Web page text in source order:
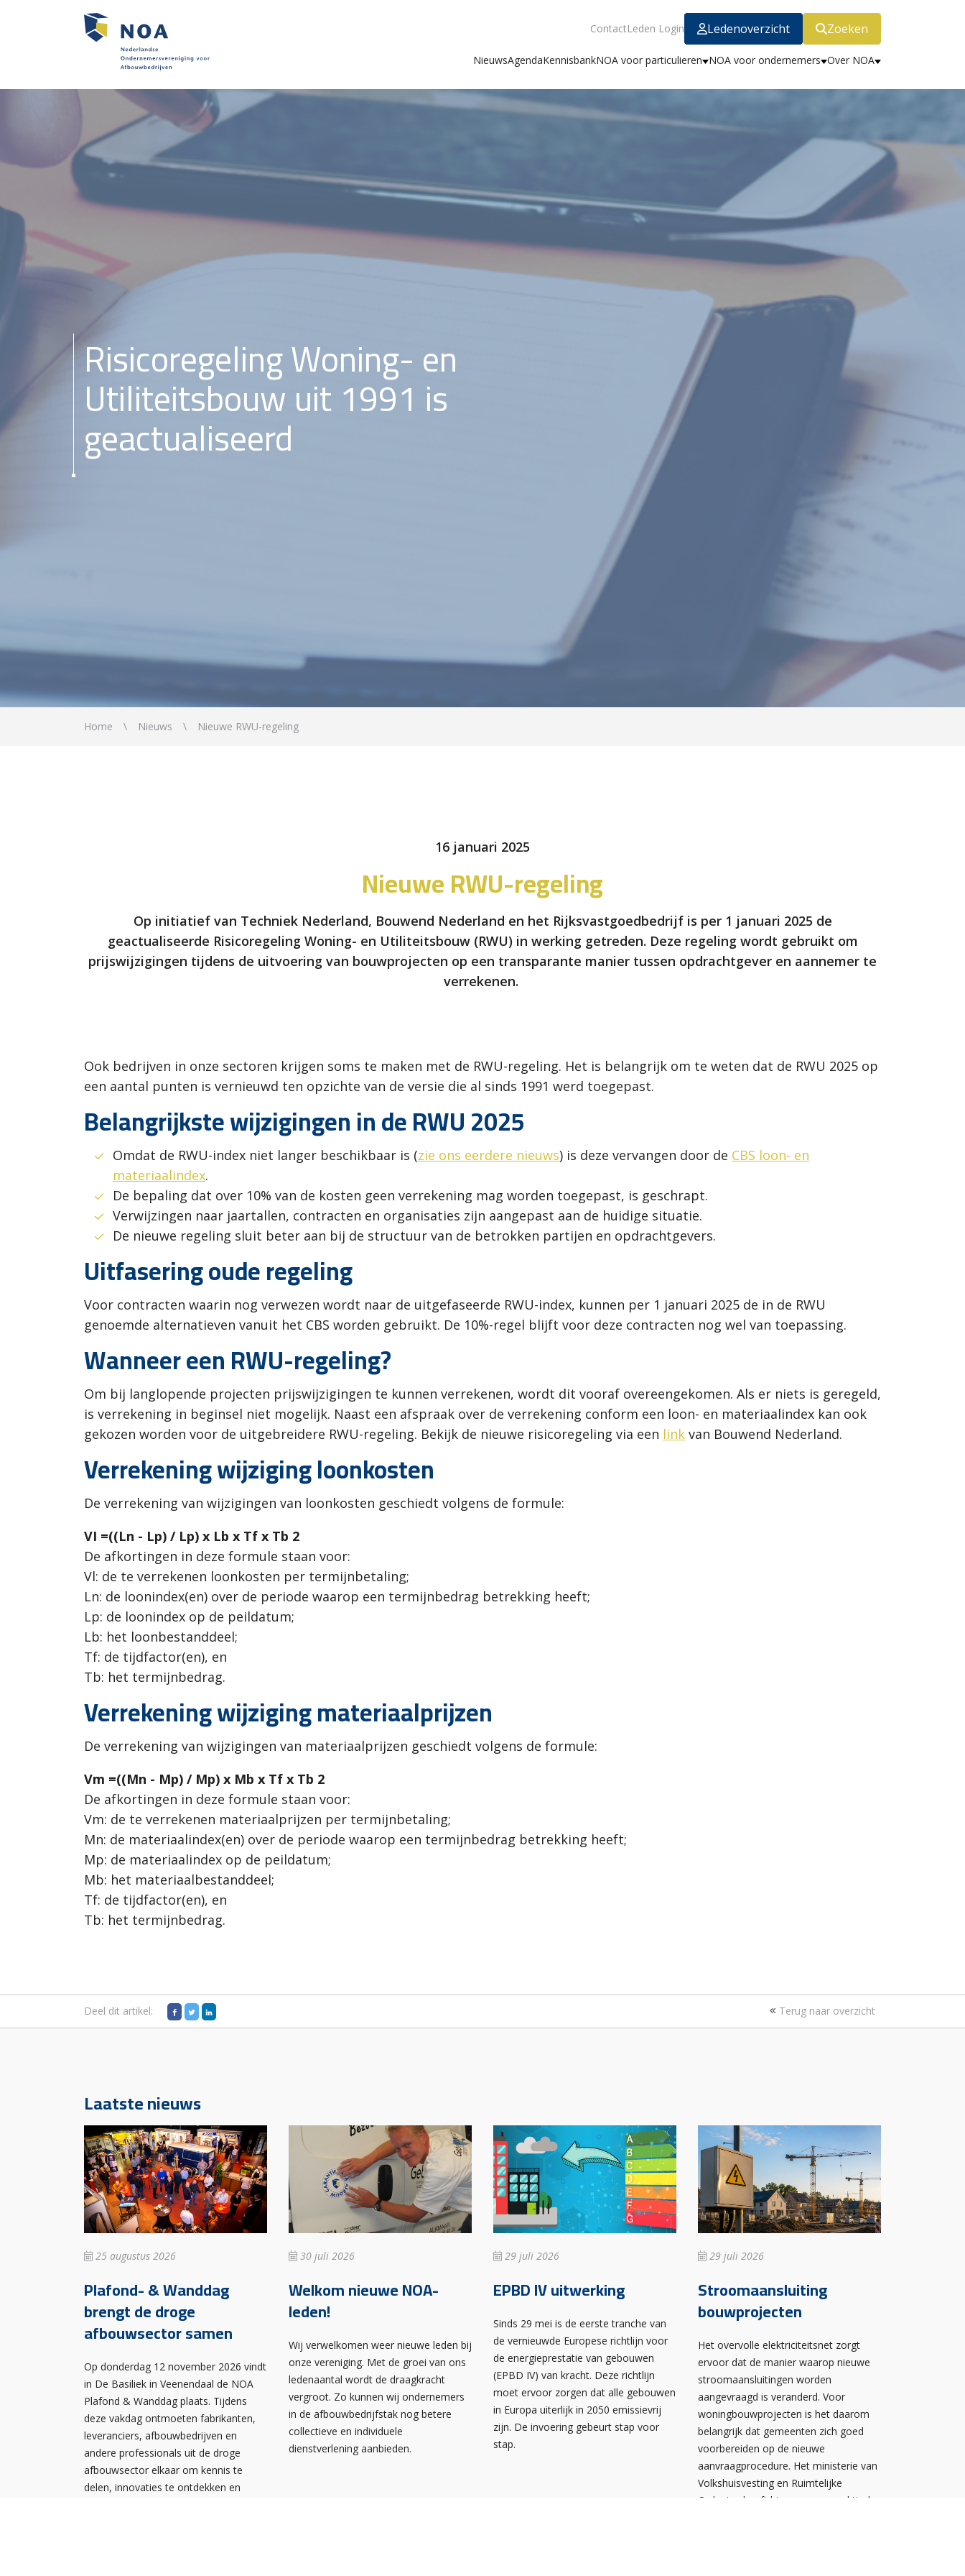
ContactLeden Login Ledenoverzicht Zoeken
NieuwsAgendaKennisbankNOA voor particulieren NOA voor ondernemers Over NOA
Risicoregeling Woning- en
Utiliteitsbouw uit 1991 is
geactualiseerd
Home Nieuws Nieuwe RWU-regeling
16 januari 2025
Nieuwe RWU-regeling
Op initiatief van Techniek Nederland, Bouwend Nederland en het Rijksvastgoedbedrijf is per 1 januari 2025 de
geactualiseerde Risicoregeling Woning- en Utiliteitsbouw (RWU) in werking getreden. Deze regeling wordt gebruikt om
prijswijzigingen tijdens de uitvoering van bouwprojecten op een transparante manier tussen opdrachtgever en aannemer te
verrekenen.
Ook bedrijven in onze sectoren krijgen soms te maken met de RWU-regeling. Het is belangrijk om te weten dat de RWU 2025 op
een aantal punten is vernieuwd ten opzichte van de versie die al sinds 1991 werd toegepast.
Belangrijkste wijzigingen in de RWU 2025
Omdat de RWU-index niet langer beschikbaar is (zie ons eerdere nieuws) is deze vervangen door de CBS loon- en
materiaalindex.
De bepaling dat over 10% van de kosten geen verrekening mag worden toegepast, is geschrapt.
Verwijzingen naar jaartallen, contracten en organisaties zijn aangepast aan de huidige situatie.
De nieuwe regeling sluit beter aan bij de structuur van de betrokken partijen en opdrachtgevers.
Uitfasering oude regeling
Voor contracten waarin nog verwezen wordt naar de uitgefaseerde RWU-index, kunnen per 1 januari 2025 de in de RWU
genoemde alternatieven vanuit het CBS worden gebruikt. De 10%-regel blijft voor deze contracten nog wel van toepassing.
Wanneer een RWU-regeling?
Om bij langlopende projecten prijswijzigingen te kunnen verrekenen, wordt dit vooraf overeengekomen. Als er niets is geregeld,
is verrekening in beginsel niet mogelijk. Naast een afspraak over de verrekening conform een loon- en materiaalindex kan ook
gekozen worden voor de uitgebreidere RWU-regeling. Bekijk de nieuwe risicoregeling via een link van Bouwend Nederland.
Verrekening wijziging loonkosten
De verrekening van wijzigingen van loonkosten geschiedt volgens de formule:
VI =((Ln - Lp) / Lp) x Lb x Tf x Tb 2
De afkortingen in deze formule staan voor:
Vl: de te verrekenen loonkosten per termijnbetaling;
Ln: de loonindex(en) over de periode waarop een termijnbedrag betrekking heeft;
Lp: de loonindex op de peildatum;
Lb: het loonbestanddeel;
Tf: de tijdfactor(en), en
Tb: het termijnbedrag.
Verrekening wijziging materiaalprijzen
De verrekening van wijzigingen van materiaalprijzen geschiedt volgens de formule:
Vm =((Mn - Mp) / Mp) x Mb x Tf x Tb 2
De afkortingen in deze formule staan voor:
Vm: de te verrekenen materiaalprijzen per termijnbetaling;
Mn: de materiaalindex(en) over de periode waarop een termijnbedrag betrekking heeft;
Mp: de materiaalindex op de peildatum;
Mb: het materiaalbestanddeel;
Tf: de tijdfactor(en), en
Tb: het termijnbedrag.
Deel dit artikel: Terug naar overzicht
Laatste nieuws
25 augustus 2026
Plafond- & Wanddag
brengt de droge
afbouwsector samen
Op donderdag 12 november 2026 vindt
in De Basiliek in Veenendaal de NOA
Plafond & Wanddag plaats. Tijdens
deze vakdag ontmoeten fabrikanten,
leveranciers, afbouwbedrijven en
andere professionals uit de droge
afbouwsector elkaar om kennis te
delen, innovaties te ontdekken en
30 juli 2026
Welkom nieuwe NOA-
leden!
Wij verwelkomen weer nieuwe leden bij
onze vereniging. Met de groei van ons
ledenaantal wordt de draagkracht
vergroot. Zo kunnen wij ondernemers
in de afbouwbedrijfstak nog betere
collectieve en individuele
dienstverlening aanbieden.
29 juli 2026
EPBD IV uitwerking
Sinds 29 mei is de eerste tranche van
de vernieuwde Europese richtlijn voor
de energieprestatie van gebouwen
(EPBD IV) van kracht. Deze richtlijn
moet ervoor zorgen dat alle gebouwen
in Europa uiterlijk in 2050 emissievrij
zijn. De invoering gebeurt stap voor
stap.
29 juli 2026
Stroomaansluiting
bouwprojecten
Het overvolle elektriciteitsnet zorgt
ervoor dat de manier waarop nieuwe
stroomaansluitingen worden
aangevraagd is veranderd. Voor
woningbouwprojecten is het daarom
belangrijk dat gemeenten zich goed
voorbereiden op de nieuwe
aanvraagprocedure. Het ministerie van
Volkshuisvesting en Ruimtelijke
Ordening heeft hiervoor een praktische